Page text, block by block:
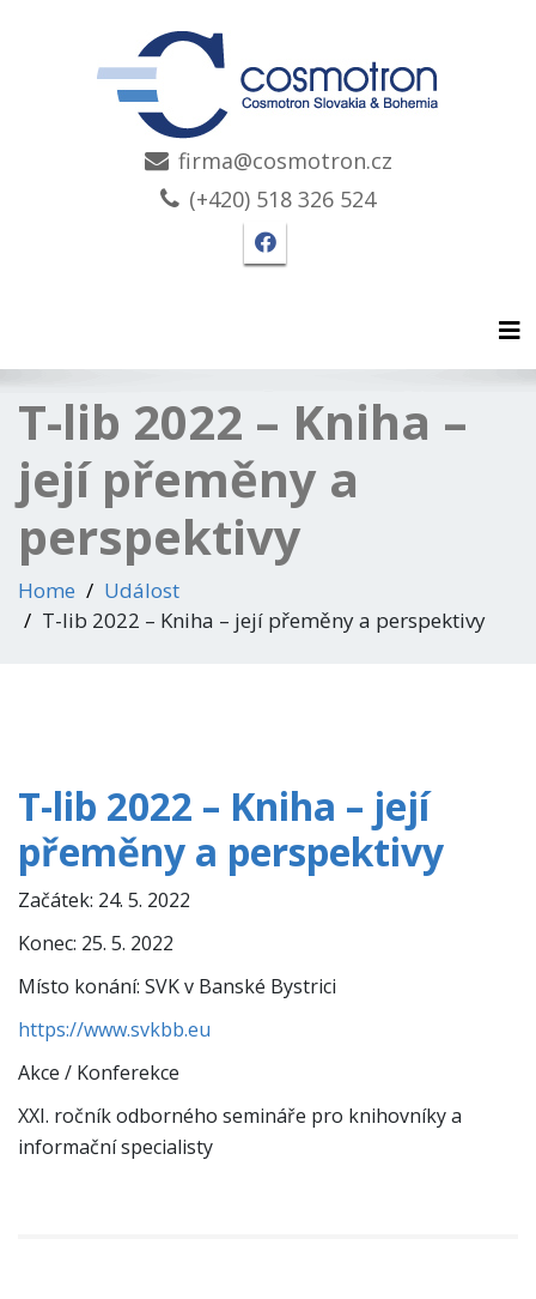
firma@cosmotron.cz
(+420) 518 326 524
Facebook stránka
T-lib 2022 – Kniha –
její přeměny a
perspektivy
Home
Událost
T-lib 2022 – Kniha – její přeměny a perspektivy
T-lib 2022 – Kniha – její
přeměny a perspektivy
Začátek: 24. 5. 2022
Konec: 25. 5. 2022
Místo konání: SVK v Banské Bystrici
https://www.svkbb.eu
Akce / Konferekce
XXI. ročník odborného semináře pro knihovníky a
informační specialisty